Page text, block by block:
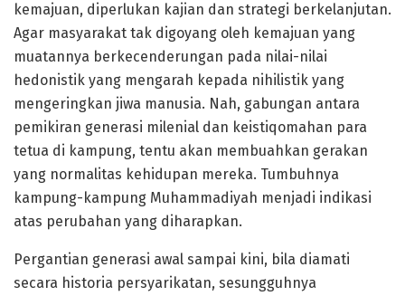
kemajuan, diperlukan kajian dan strategi berkelanjutan.
Agar masyarakat tak digoyang oleh kemajuan yang
muatannya berkecenderungan pada nilai-nilai
hedonistik yang mengarah kepada nihilistik yang
mengeringkan jiwa manusia. Nah, gabungan antara
pemikiran generasi milenial dan keistiqomahan para
tetua di kampung, tentu akan membuahkan gerakan
yang normalitas kehidupan mereka. Tumbuhnya
kampung-kampung Muhammadiyah menjadi indikasi
atas perubahan yang diharapkan.
Pergantian generasi awal sampai kini, bila diamati
secara historia persyarikatan, sesungguhnya